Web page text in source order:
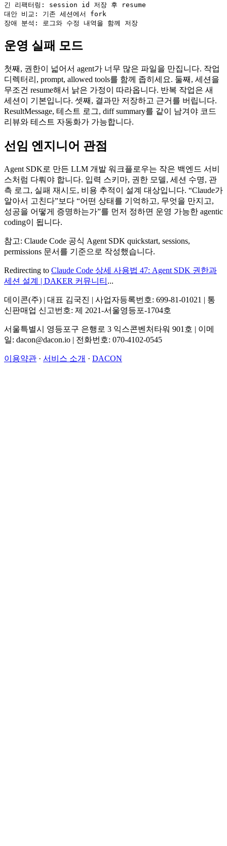
긴 리팩터링: session id 저장 후 resume
대안 비교: 기존 세션에서 fork
장애 분석: 로그와 수정 내역을 함께 저장
운영 실패 모드
첫째, 권한이 넓어서 agent가 너무 많은 파일을 만집니다. 작업
디렉터리, prompt, allowed tools를 함께 좁히세요. 둘째, 세션을
무조건 resume해서 낡은 가정이 따라옵니다. 반복 작업은 새
세션이 기본입니다. 셋째, 결과만 저장하고 근거를 버립니다.
ResultMessage, 테스트 로그, diff summary를 같이 남겨야 코드
리뷰와 테스트 자동화가 가능합니다.
선임 엔지니어 관점
Agent SDK로 만든 LLM 개발 워크플로우는 작은 백엔드 서비
스처럼 다뤄야 합니다. 입력 스키마, 권한 모델, 세션 수명, 관
측 로그, 실패 재시도, 비용 추적이 설계 대상입니다. “Claude가
알아서 고친다”보다 “어떤 상태를 기억하고, 무엇을 만지고,
성공을 어떻게 증명하는가”를 먼저 정하면 운영 가능한 agentic
coding이 됩니다.
참고: Claude Code 공식 Agent SDK quickstart, sessions,
permissions 문서를 기준으로 작성했습니다.
Redirecting to Claude Code 상세 사용법 47: Agent SDK 권한과
세션 설계 | DAKER 커뮤니티 ...
데이콘(주) | 대표 김국진 | 사업자등록번호: 699-81-01021 | 통
신판매업 신고번호: 제 2021-서울영등포-1704호
서울특별시 영등포구 은행로 3 익스콘벤처타워 901호 | 이메
일: dacon@dacon.io | 전화번호: 070-4102-0545
이용약관 · 서비스 소개 · DACON